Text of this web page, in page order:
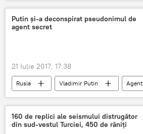
Putin și-a deconspirat pseudonimul de
agent secret
21 Iulie 2017, 17:38
Rusia Vladimir Putin
Agent
KGB
160 de replici ale seismului distrugător
din sud-vestul Turciei, 450 de răniți